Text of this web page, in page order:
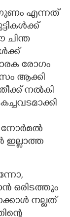
ഗുണം എന്നത്
ചിന്ത
രോഗം
ആക്കി
നൽകി
നോർമൽ
ഒരിടത്തും
നല്ലത്